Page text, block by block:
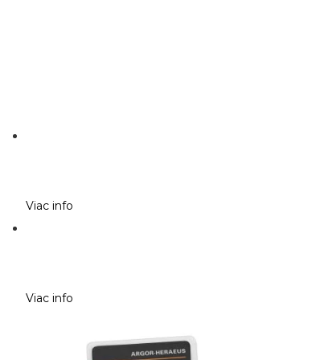
Viac info
Viac info